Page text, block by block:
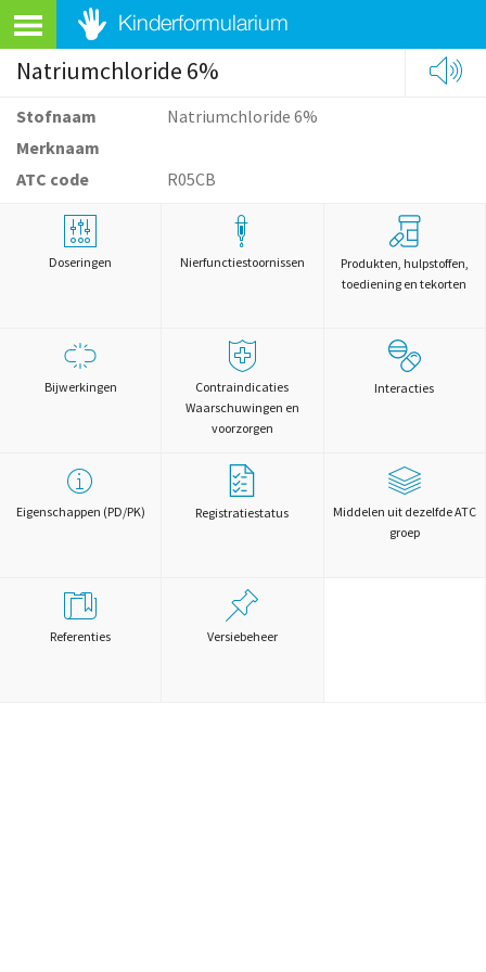
Natriumchloride 6%
Stofnaam
Natriumchloride 6%
Merknaam
ATC code
R05CB
Doseringen Nierfunctiestoornissen
Produkten, hulpstoffen,
toediening en tekorten
Bijwerkingen
Contraindicaties
Waarschuwingen en
voorzorgen
Interacties
Eigenschappen (PD/PK) Registratiestatus
Middelen uit dezelfde ATC
groep
Referenties Versiebeheer